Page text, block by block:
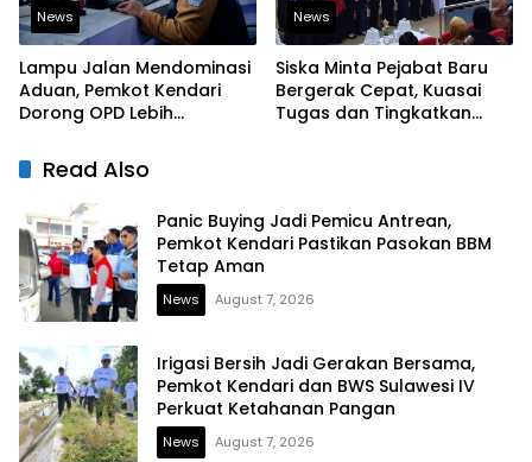
News
Lampu Jalan Mendominasi
Aduan, Pemkot Kendari
Dorong OPD Lebih
Laporan Warga
News
Siska Minta Pejabat Baru
Bergerak Cepat, Kuasai
Tugas dan Tingkatkan
Read Also
Panic Buying Jadi Pemicu Antrean,
Pemkot Kendari Pastikan Pasokan BBM
Tetap Aman
News August 7, 2026
Irigasi Bersih Jadi Gerakan Bersama,
Pemkot Kendari dan BWS Sulawesi IV
Perkuat Ketahanan Pangan
News August 7, 2026